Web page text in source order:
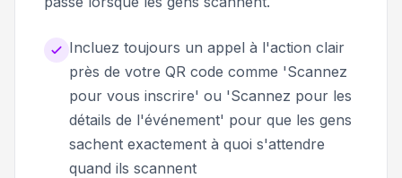
Incluez toujours un appel à l'action clair
près de votre QR code comme 'Scannez
pour vous inscrire' ou 'Scannez pour les
détails de l'événement' pour que les gens
sachent exactement à quoi s'attendre
quand ils scannent